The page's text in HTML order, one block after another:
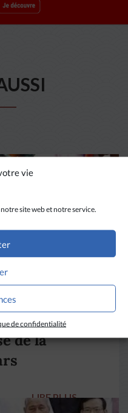
vie
site web et notre service.
de confidentialité
de la
LIRE PLUS →